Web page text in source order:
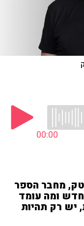
00:00
מחבר הספר
ומה עומד
יש רק תהיות